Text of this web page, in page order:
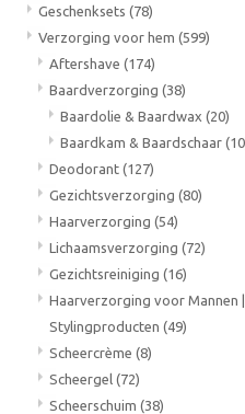
Geschenksets (78)
Verzorging voor hem (599)
Aftershave (174)
Baardverzorging (38)
Baardolie & Baardwax (20)
Baardkam & Baardschaar
Deodorant (127)
Gezichtsverzorging (80)
Haarverzorging (54)
Lichaamsverzorging (72)
Gezichtsreiniging (16)
Haarverzorging voor Mannen
Stylingproducten (49)
Scheercrème (8)
Scheergel (72)
Scheerschuim (38)